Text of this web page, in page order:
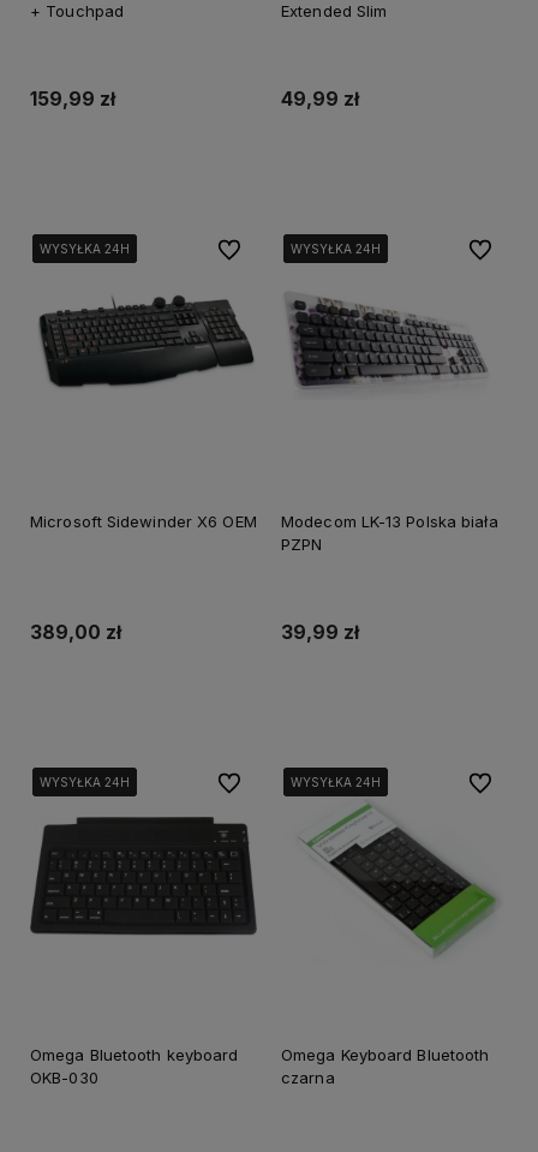
+ Touchpad
159,99 zł
Extended Slim
49,99 zł
WYSYŁKA 24H
WYSYŁKA 24H
WYSYŁKA 24H
WYSYŁKA 24H
WYSYŁKA 24H
Microsoft Sidewinder X6 OEM
389,00 zł
Do ulubionychWYSYŁKA 24H
WYSYŁKA 24H
WYSYŁKA 24H
WYSYŁKA 24H
WYSYŁKA 24H
Modecom LK-13 Polska biała
PZPN
39,99 zł
Do
WYSYŁKA 24H
WYSYŁKA 24H
WYSYŁKA 24H
WYSYŁKA 24H
Omega Bluetooth keyboard
OKB-030
Do ulubionychWYSYŁKA 24H
WYSYŁKA 24H
WYSYŁKA 24H
WYSYŁKA 24H
Omega Keyboard Bluetooth
czarna
Do